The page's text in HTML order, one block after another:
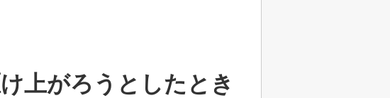
上がろうとしたとき